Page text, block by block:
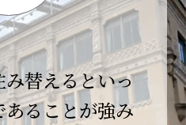
り、誠にありがとう
替えるといっ
ることが強み